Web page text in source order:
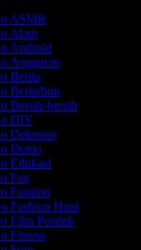
ASMR
Alam
Android
Anggaran
Berita
Berkebun
Bersih-bersih
DIY
Dekorasi
Demo
Edukasi
Fan
Fashion
Fashion Haul
Film Pendek
Fitness